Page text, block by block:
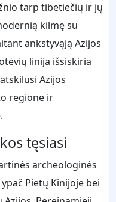
tarp tibetiečių ir jų
kilmę su
ankstyvąją Azijos
linija išsiskiria
Azijos
regione ir
tęsiasi
archeologinės
Pietų Kinijoje bei